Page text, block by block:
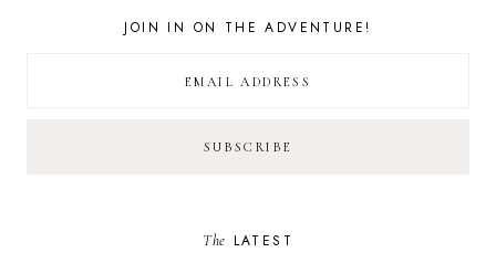
JOIN IN ON THE ADVENTURE!
The LATEST